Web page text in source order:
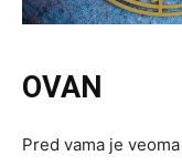
OVAN
Pred vama je